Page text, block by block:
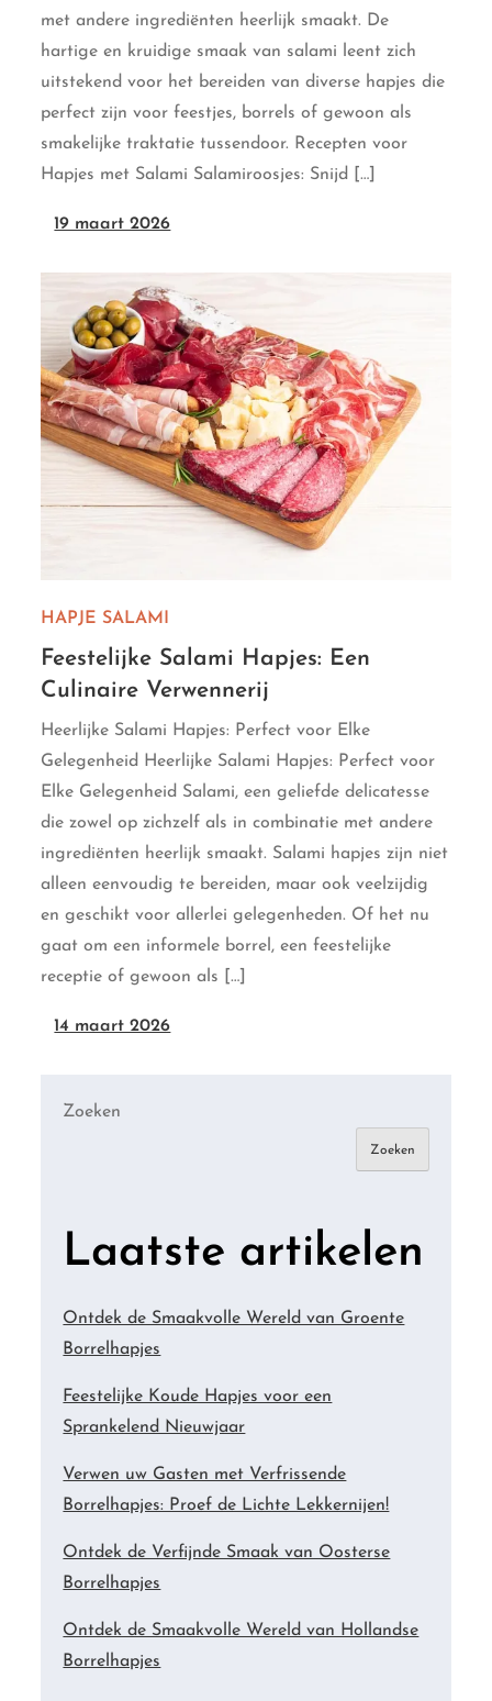
met andere ingrediënten heerlijk smaakt. De
hartige en kruidige smaak van salami leent zich
uitstekend voor het bereiden van diverse hapjes die
perfect zijn voor feestjes, borrels of gewoon als
smakelijke traktatie tussendoor. Recepten voor
Hapjes met Salami Salamiroosjes: Snijd […]
19 maart 2026
HAPJE SALAMI
Feestelijke Salami Hapjes: Een
Culinaire Verwennerij
Heerlijke Salami Hapjes: Perfect voor Elke
Gelegenheid Heerlijke Salami Hapjes: Perfect voor
Elke Gelegenheid Salami, een geliefde delicatesse
die zowel op zichzelf als in combinatie met andere
ingrediënten heerlijk smaakt. Salami hapjes zijn niet
alleen eenvoudig te bereiden, maar ook veelzijdig
en geschikt voor allerlei gelegenheden. Of het nu
gaat om een informele borrel, een feestelijke
receptie of gewoon als […]
14 maart 2026
Zoeken
Zoeken
Laatste artikelen
Ontdek de Smaakvolle Wereld van Groente
Borrelhapjes
Feestelijke Koude Hapjes voor een
Sprankelend Nieuwjaar
Verwen uw Gasten met Verfrissende
Borrelhapjes: Proef de Lichte Lekkernijen!
Ontdek de Verfijnde Smaak van Oosterse
Borrelhapjes
Ontdek de Smaakvolle Wereld van Hollandse
Borrelhapjes